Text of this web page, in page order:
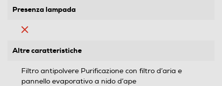
Presenza lampada
Altre caratteristiche
Filtro antipolvere Purificazione con filtro d’aria e
pannello evaporativo a nido d’ape